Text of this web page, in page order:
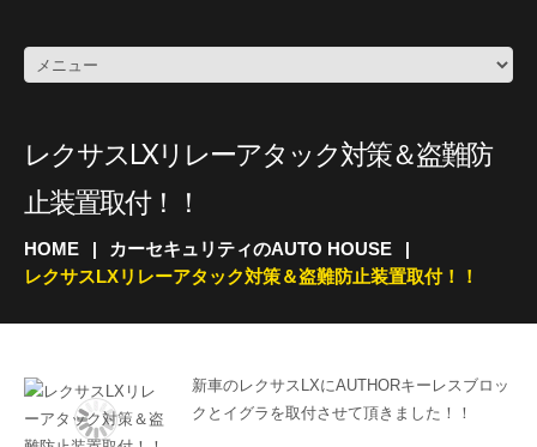
レクサスLXリレーアタック対策＆盗難防
止装置取付！！
HOME
カーセキュリティのAUTO HOUSE
レクサスLXリレーアタック対策＆盗難防止装置取付！！
新車のレクサスLXにAUTHORキーレスブロッ
クとイグラを取付させて頂きました！！